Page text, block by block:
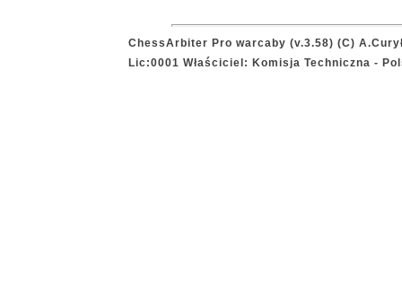
ChessArbiter Pro warcaby (v.3.58) (C)
Lic:0001 Właściciel: Komisja Techniczna -